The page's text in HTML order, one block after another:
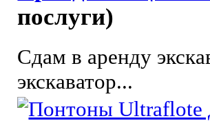
послуги)
Сдам в аренду
экскаватор...